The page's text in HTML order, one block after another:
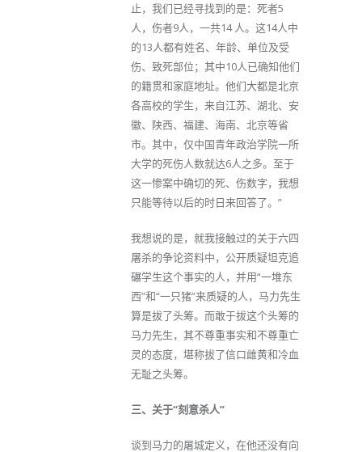
止，我们已经寻找到的是：死者5
人，伤者9人，一共14 人。这14人中
的13人都有姓名、年龄、单位及受
伤、致死部位；其中10人已确知他们
的籍贯和家庭地址。他们大都是北京
各高校的学生，来自江苏、湖北、安
徽、陕西、福建、海南、北京等省
市。其中，仅中国青年政治学院一所
大学的死伤人数就达6人之多。至于
这一惨案中确切的死、伤数字，我想
只能等待以后的时日来回答了。”
我想说的是，就我接触过的关于六四
屠杀的争论资料中，公开质疑坦克追
碾学生这个事实的人，并用“一堆东
西”和“一只猪”来质疑的人，马力先生
算是拔了头筹。而敢于拔这个头筹的
马力先生，其不尊重事实和不尊重亡
灵的态度，堪称拔了信口雌黄和冷血
无耻之头筹。
三、关于“刻意杀人”
谈到马力的屠城定义，在他还没有向